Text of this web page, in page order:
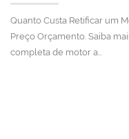
Quanto Custa Retificar um
Preço Orçamento. Saiba
completa de motor a…